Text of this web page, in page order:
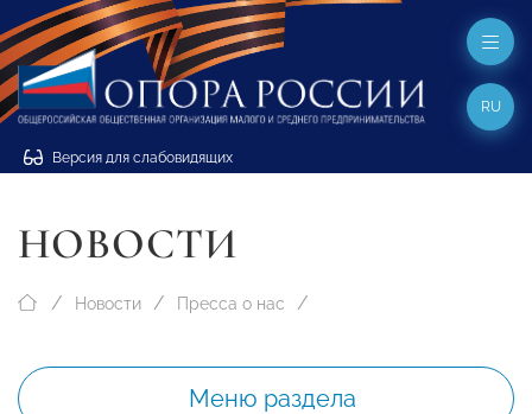
Версия для слабовидящих
RU
НОВОСТИ
Новости Пресса о нас
Меню раздела